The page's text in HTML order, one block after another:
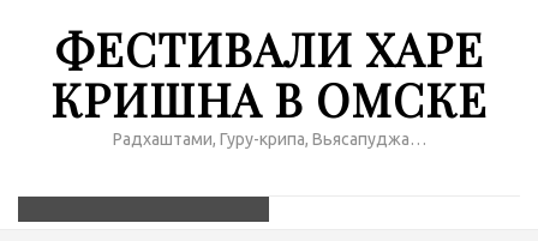
ФЕСТИВАЛИ ХАРЕ
КРИШНА В ОМСКЕ
Радхаштами, Гуру-крипа, Вьясапуджа…